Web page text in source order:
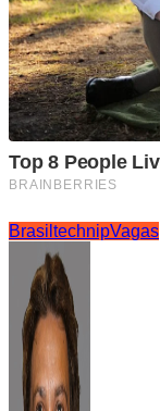
Brasil technipVagas